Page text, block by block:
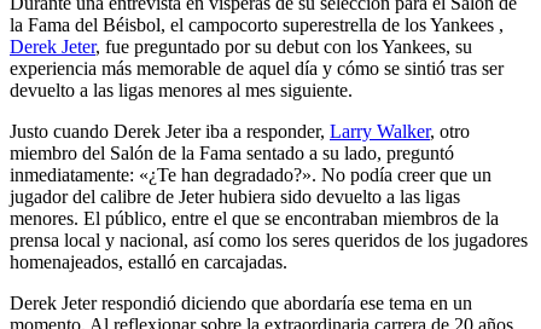
la Fama del Béisbol, el campocorto superestrella de los Yankees ,
Derek Jeter, fue preguntado por su debut con los Yankees, su
experiencia más memorable de aquel día y cómo se sintió tras ser
devuelto a las ligas menores al mes siguiente.
Justo cuando Derek Jeter iba a responder, Larry Walker, otro
miembro del Salón de la Fama sentado a su lado, preguntó
inmediatamente: «¿Te han degradado?». No podía creer que un
jugador del calibre de Jeter hubiera sido devuelto a las ligas
menores. El público, entre el que se encontraban miembros de la
prensa local y nacional, así como los seres queridos de los jugadores
homenajeados, estalló en carcajadas.
Derek Jeter respondió diciendo que abordaría ese tema en un
momento. Al reflexionar sobre la extraordinaria carrera de 20 años